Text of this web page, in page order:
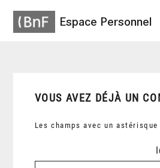
Espace Personnel
VOUS AVEZ DÉJÀ UN
Les champs avec un